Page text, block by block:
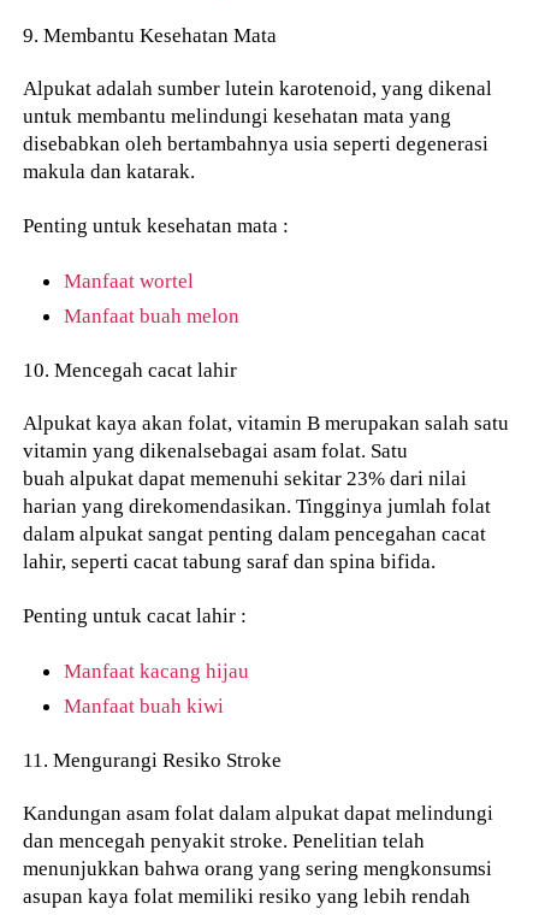
9. Membantu Kesehatan Mata
Alpukat adalah sumber lutein karotenoid, yang dikenal
untuk membantu melindungi kesehatan mata yang
disebabkan oleh bertambahnya usia seperti degenerasi
makula dan katarak.
Penting untuk kesehatan mata :
Manfaat wortel
Manfaat buah melon
10. Mencegah cacat lahir
Alpukat kaya akan folat, vitamin B merupakan salah satu
vitamin yang dikenalsebagai asam folat. Satu
buah alpukat dapat memenuhi sekitar 23% dari nilai
harian yang direkomendasikan. Tingginya jumlah folat
dalam alpukat sangat penting dalam pencegahan cacat
lahir, seperti cacat tabung saraf dan spina bifida.
Penting untuk cacat lahir :
Manfaat kacang hijau
Manfaat buah kiwi
11. Mengurangi Resiko Stroke
Kandungan asam folat dalam alpukat dapat melindungi
dan mencegah penyakit stroke. Penelitian telah
menunjukkan bahwa orang yang sering mengkonsumsi
asupan kaya folat memiliki resiko yang lebih rendah